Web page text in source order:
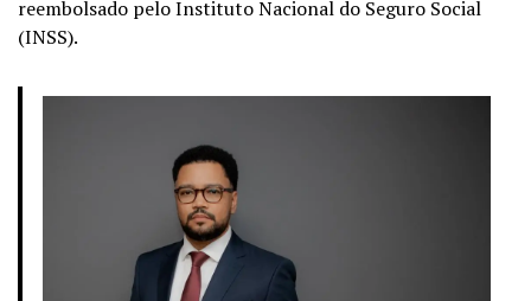
reembolsado pelo Instituto Nacional do Seguro Social
(INSS).